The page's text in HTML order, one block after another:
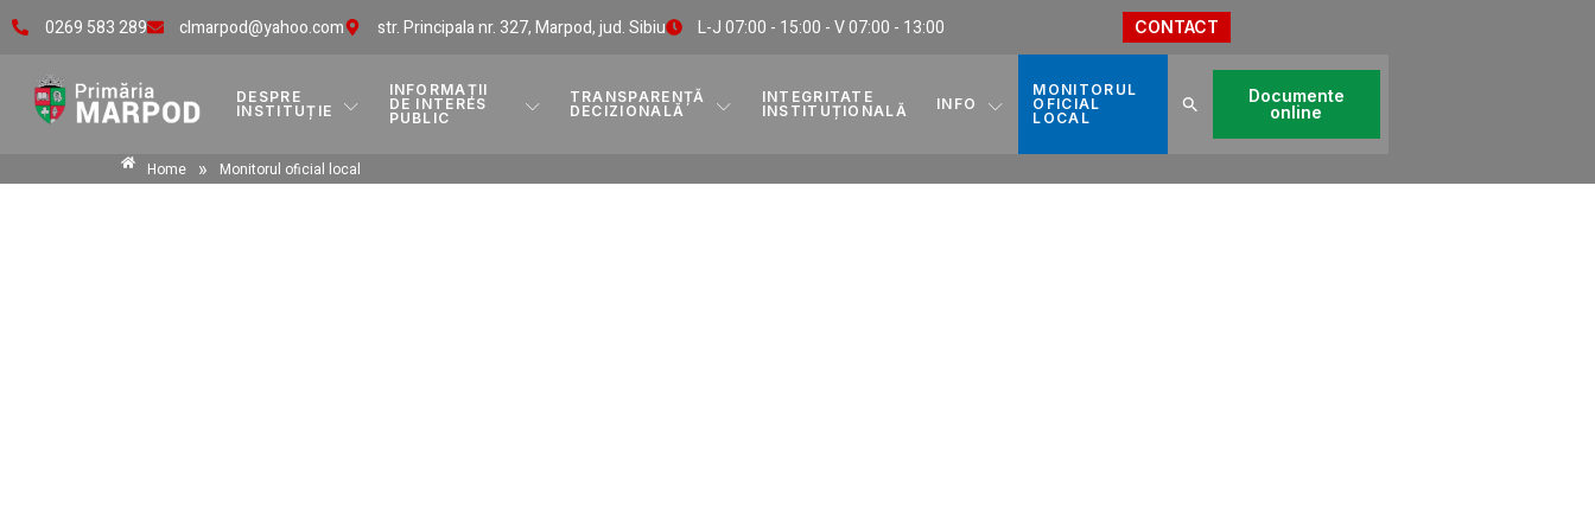
0269 583 289 clmarpod@yahoo.com str. Principala nr. 327, Marpod, jud. Sibiu L-J 07:00 - 15:00 - V 07:00 - 13:00 CONTACT
DESPRE
INSTITUȚIE
INFORMAȚII
DE INTERES
PUBLIC
TRANSPARENȚĂ
DECIZIONALĂ
INTEGRITATE
INSTITUȚIONALĂ
INFO
MONITORUL
OFICIAL
LOCAL
Documente
online
Home » Monitorul oficial local